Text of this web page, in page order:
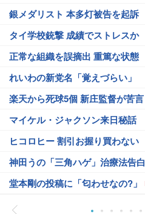
銀メダリスト 本多灯被告を起訴
タイ学校銃撃 成績でストレスか
正常な組織を誤摘出 重篤な状態
れいわの新党名「覚えづらい」
楽天から死球5個 新庄監督が苦言
マイケル・ジャクソン来日秘話
ヒコロヒー 割引お握り買わない
神田うの「三角ハゲ」治療法告白
堂本剛の投稿に「匂わせなの?」